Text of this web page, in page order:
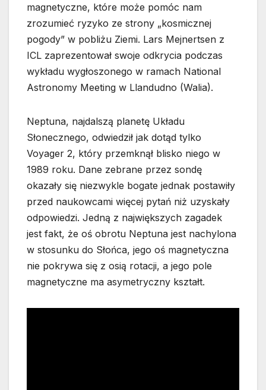
magnetyczne, które może pomóc nam
zrozumieć ryzyko ze strony „kosmicznej
pogody” w pobliżu Ziemi. Lars Mejnertsen z
ICL zaprezentował swoje odkrycia podczas
wykładu wygłoszonego w ramach National
Astronomy Meeting w Llandudno (Walia).
Neptuna, najdalszą planetę Układu
Słonecznego, odwiedził jak dotąd tylko
Voyager 2, który przemknął blisko niego w
1989 roku. Dane zebrane przez sondę
okazały się niezwykle bogate jednak postawiły
przed naukowcami więcej pytań niż uzyskały
odpowiedzi. Jedną z największych zagadek
jest fakt, że oś obrotu Neptuna jest nachylona
w stosunku do Słońca, jego oś magnetyczna
nie pokrywa się z osią rotacji, a jego pole
magnetyczne ma asymetryczny kształt.